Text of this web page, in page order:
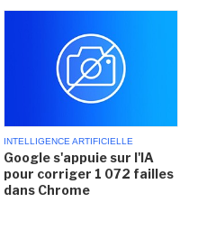
INTELLIGENCE ARTIFICIELLE
Google s'appuie sur l'IA
pour corriger 1 072 failles
dans Chrome